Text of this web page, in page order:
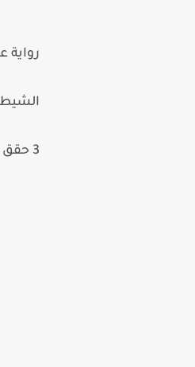
3 حقق تفاعل كبير على الفيسبوك لذلك سنعرض لكم رواية عشاق من أحفاد الشيطان الفصل الثالث 3.